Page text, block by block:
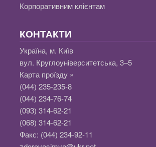
Корпоративним клієнтам
КОНТАКТИ
Україна, м. Київ
вул. Круглоуніверситетська, 3–5
Карта проїзду »
(044) 235-235-8
(044) 234-76-74
(093) 314-62-21
(068) 314-62-21
Факс: (044) 234-92-11